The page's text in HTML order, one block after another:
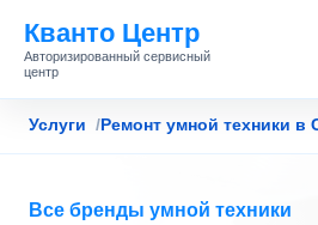
Кванто Центр
Авторизированный сервисный
центр
Услуги Ремонт умной техники в
Все бренды умной техники